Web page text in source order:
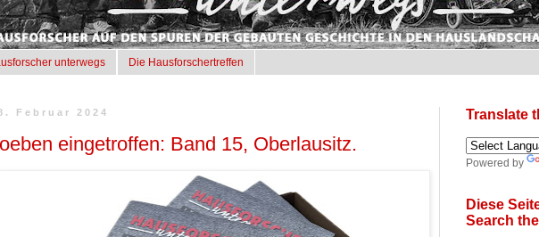
unterwegs Die Hausforschertreffen
Februar 2024
eingetroffen: Band 15, Oberlausitz.
Translate
Powered by
Diese
Search